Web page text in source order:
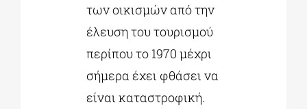
των οικισμών από την
έλευση του τουρισμού
περίπου το 1970 μέχρι
σήμερα έχει φθάσει να
είναι καταστροφική.